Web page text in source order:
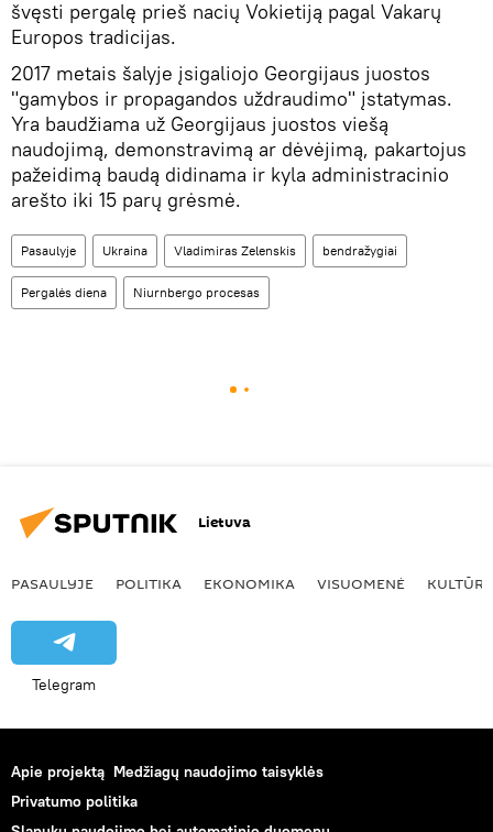
švęsti pergalę prieš nacių Vokietiją pagal Vakarų
Europos tradicijas.
2017 metais šalyje įsigaliojo Georgijaus juostos
"gamybos ir propagandos uždraudimo" įstatymas.
Yra baudžiama už Georgijaus juostos viešą
naudojimą, demonstravimą ar dėvėjimą, pakartojus
pažeidimą baudą didinama ir kyla administracinio
arešto iki 15 parų grėsmė.
Pasaulyje Ukraina Vladimiras Zelenskis bendražygiai
Pergalės diena Niurnbergo procesas
Lietuva
PASAULYJE POLITIKA EKONOMIKA VISUOMENĖ KULTŪRA
Telegram
Apie projektą Medžiagų naudojimo taisyklės
Privatumo politika